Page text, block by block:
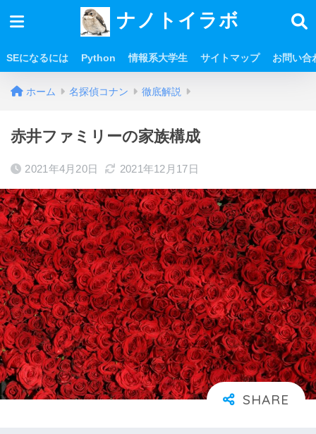
ナノトイラボ
SEになるには Python 情報系大学生 サイトマップ お問い合
ホーム 名探偵コナン 徹底解説
赤井ファミリーの家族構成
2021年4月20日 2021年12月17日